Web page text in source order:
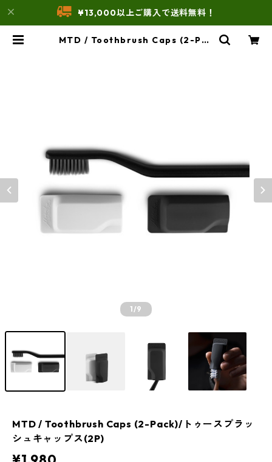
¥13,000以上ご購入で送料無料！
MTD / Toothbrush Caps (2-Pac
1/9
MTD / Toothbrush Caps (2-Pack)/トゥースプラッ
シュキャップス(2P)